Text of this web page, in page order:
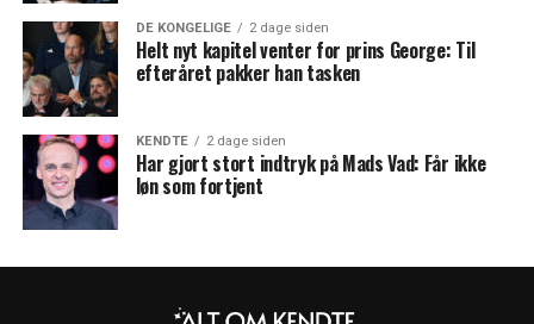
DE KONGELIGE 2 dage siden
Helt nyt kapitel venter for prins George: Til
efteråret pakker han tasken
KENDTE 2 dage siden
Har gjort stort indtryk på Mads Vad: Får ikke
løn som fortjent